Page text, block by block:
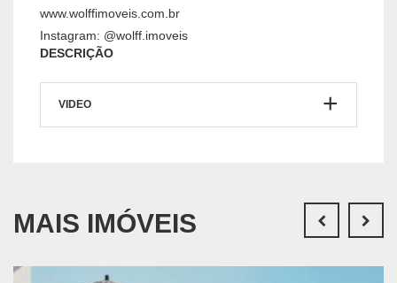
www.wolffimoveis.com.br
Instagram: @wolff.imoveis
DESCRIÇÃO
VIDEO
MAIS IMÓVEIS